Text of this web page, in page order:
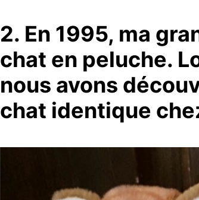
2. En 1995, ma
chat en peluche.
nous avons
chat identique